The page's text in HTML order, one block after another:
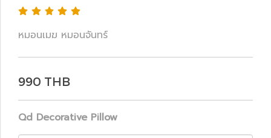
หมอนเมฆ หมอนจันทร์
990 THB
Qd Decorative Pillow